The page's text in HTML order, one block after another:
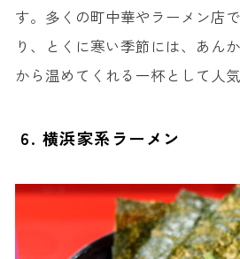
す。多くの町中華やラーメン店
り、とくに寒い季節には、あん
から温めてくれる一杯として人
6. 横浜家系ラーメン